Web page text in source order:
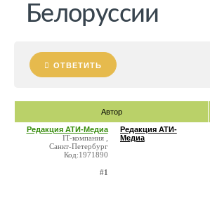
Белоруссии
ОТВЕТИТЬ
Автор
Редакция АТИ-Медиа
IT-компания ,
Санкт-Петербург
Код:1971890
#1
Редакция АТИ-
Медиа